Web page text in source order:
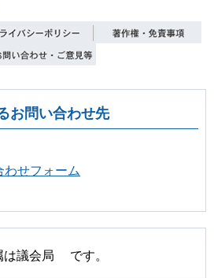
お問い合わせ先
せフォーム
は議会局 です。